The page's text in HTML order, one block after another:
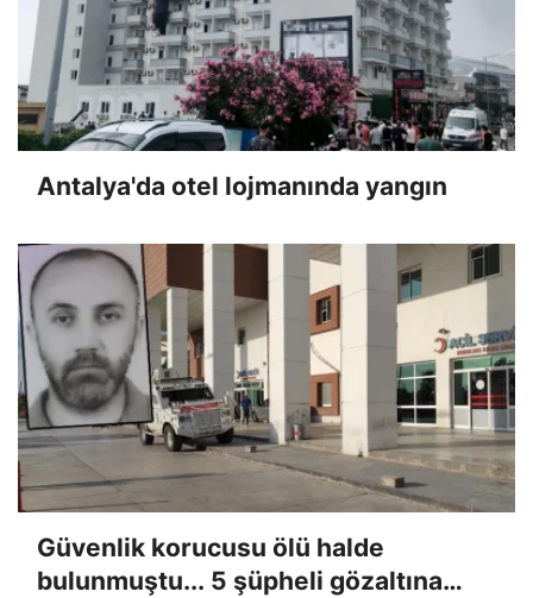
Antalya'da otel lojmanında yangın
Güvenlik korucusu ölü halde
bulunmuştu... 5 şüpheli gözaltına